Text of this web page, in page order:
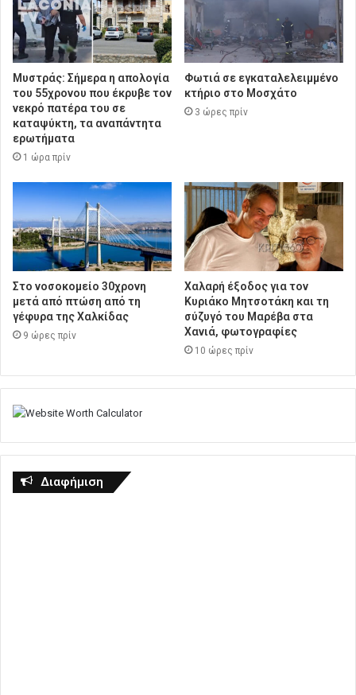
Μυστράς: Σήμερα η απολογία
του 55χρονου που έκρυβε τον
νεκρό πατέρα του σε
καταψύκτη, τα αναπάντητα
ερωτήματα
1 ώρα πρίν
Φωτιά σε εγκαταλελειμμένο
κτήριο στο Μοσχάτο
3 ώρες πρίν
Στο νοσοκομείο 30χρονη
μετά από πτώση από τη
γέφυρα της Χαλκίδας
9 ώρες πρίν
Χαλαρή έξοδος για τον
Κυριάκο Μητσοτάκη και τη
σύζυγό του Μαρέβα στα
Χανιά, φωτογραφίες
10 ώρες πρίν
Διαφήμιση